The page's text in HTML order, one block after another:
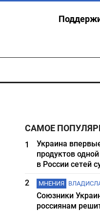
САМОЕ
1
Украина
продуктов
в России сетей
2
МНЕНИЯ
Союзники
россиянам